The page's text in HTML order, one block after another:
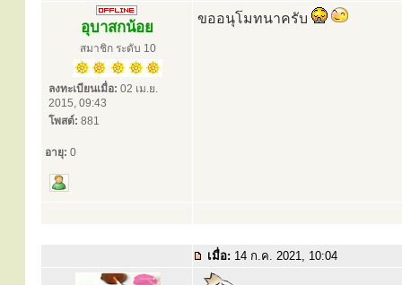
อุบาสกน้อย
สมาชิก ระดับ 10
ลงทะเบียนเมื่อ: 02 เม.ย.
2015, 09:43
โพสต์: 881
อายุ: 0
ขออนุโมทนาครับ
เมื่อ: 14 ก.ค. 2021, 10:04